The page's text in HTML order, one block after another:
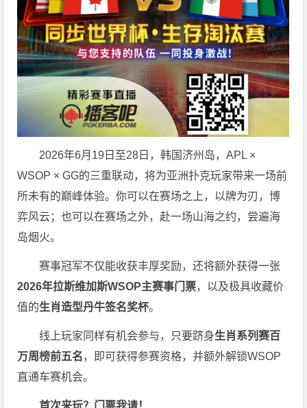
2026年6月19日至28日，韩国济州岛，APL ×
WSOP × GG的三重联动，将为亚洲扑克玩家带来一场前
所未有的巅峰体验。你可以在赛场之上，以牌为刃，博
弈风云；也可以在赛场之外，赴一场山海之约，尝遍海
岛烟火。
赛事冠军不仅能收获丰厚奖励，还将额外获得一张
2026年拉斯维加斯WSOP主赛事门票，以及极具收藏价
值的生肖造型丹牛签名奖杯。
线上玩家同样有机会参与，只要跻身生肖系列赛百
万周榜前五名，即可获得参赛资格，并额外解锁WSOP
直通车赛机会。
首次来玩？门票我请！